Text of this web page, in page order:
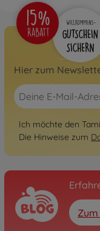
Hier zum
Ich möchte den
Die Hinweise zum